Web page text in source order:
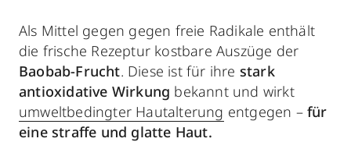
Als Mittel gegen gegen freie Radikale enthält
die frische Rezeptur kostbare Auszüge der
Baobab-Frucht. Diese ist für ihre stark
antioxidative Wirkung bekannt und wirkt
umweltbedingter Hautalterung entgegen –für
eine straffe und glatte Haut.